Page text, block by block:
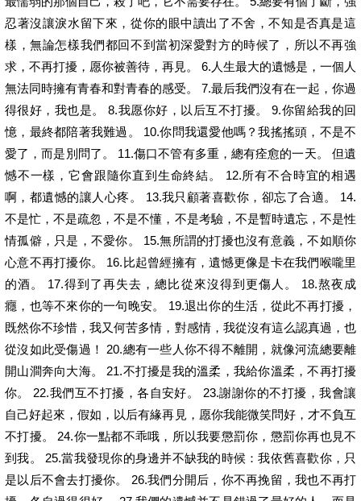
忍著沒讓淚水留下來，從你的眼中讀出了不舍，不知是否真是這
樣，無論怎樣我們都回不到當初深愛對方的時候了，所以不再強
求，不再打擾，愿你被善待，再見。 6.人生最大的遺憾是，一個人
無法同時擁有青春和對青春的感受。 7.最后我們沒有在一起，你過
得很好，我也是。 8.我愿你好，以后互不打擾。 9.你留給我的回
憶，最終都陪著我難過。 10.你問我還愛他嗎？我搖搖頭，不是不
愛了，而是別問了。 11.傷口不管有多重，總有痊愈的一天。 但遺
憾不一樣，它會跟隨你直到生命終結。 12.所有不合時宜的相遇
啊，都遺憾的讓人心疼。 13.我只顧著喜歡你，卻忘了合適。 14.
不是忙，不是疏忽，不是不懂，不是考驗，不是暫時遺忘，不是性
情孤僻，只是，不愛你。 15.無所謂的打擾也沒有意義，不如順你
心意不再打擾你。 16.比起曾經擁有，遺憾更像是卡在我們喉嚨里
的酒。 17.得到了再失去，總比從來沒得到更傷人。 18.熬夜成
癮，也等不來你的一句晚安。 19.退出你的生活，從此不再打擾，
既然你不珍惜，我又何苦多情，對感情，我從沒有這么認真過，也
從沒如此受傷過！ 20.總有一些人你不得不離開，就像河流總要離
開山澗奔向大海。 21.不打擾是我的溫柔，我給你溫柔，不再打擾
你。 22.我們互不打擾，各自安好。 23.謝謝你的不打擾，我會讓
自己好起來，假如，以后有緣再見，愿你我能微笑問好，才不負互
不打擾。 24.你一點都不乖哦，所以我要懲罰你，懲罰你再也見不
到我。 25.當我發現你的身邊并不缺我的時候：我依舊喜歡你，只
是以后不會去打擾你。 26.我們分開后，你不再挽留，我也不再打